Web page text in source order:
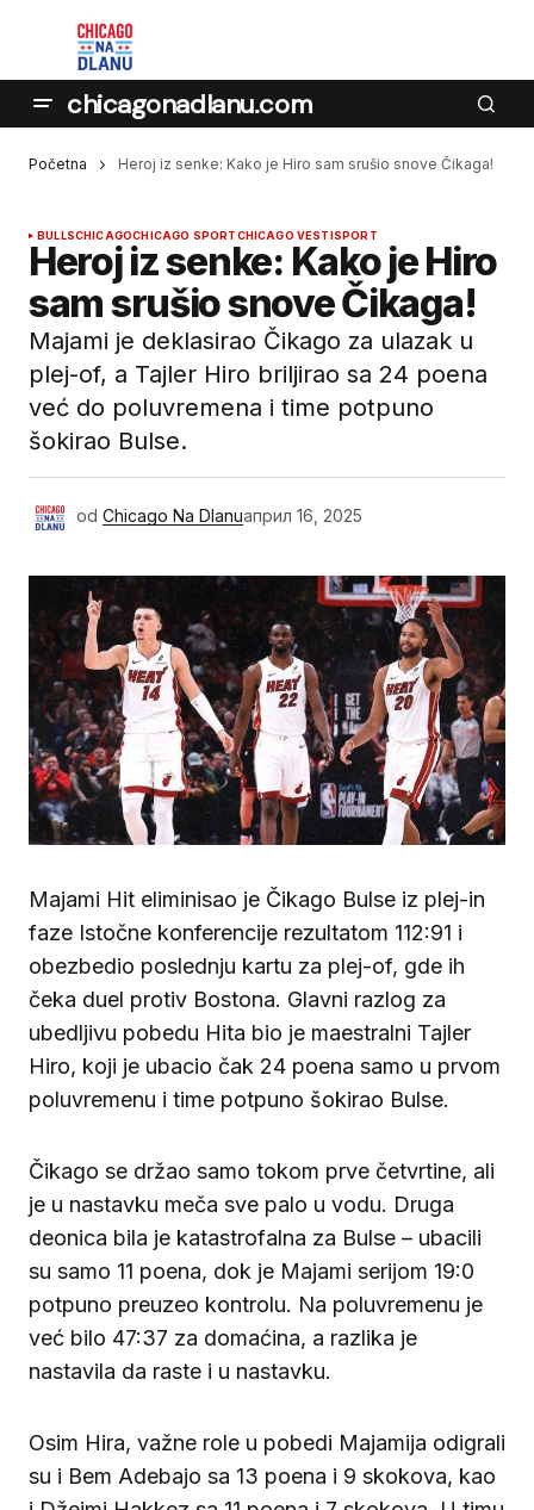
chicagonadlanu.com
Početna Heroj iz senke: Kako je Hiro sam srušio snove Čikaga!
BULLSCHICAGOCHICAGO SPORTCHICAGO VESTI SPORT
Heroj iz senke: Kako je Hiro
sam srušio snove Čikaga!
Majami je deklasirao Čikago za ulazak u
plej-of, a Tajler Hiro briljirao sa 24 poena
već do poluvremena i time potpuno
šokirao Bulse.
od Chicago Na Dlanuаприл 16, 2025
Majami Hit eliminisao je Čikago Bulse iz plej-in
faze Istočne konferencije rezultatom 112:91 i
obezbedio poslednju kartu za plej-of, gde ih
čeka duel protiv Bostona. Glavni razlog za
ubedljivu pobedu Hita bio je maestralni Tajler
Hiro, koji je ubacio čak 24 poena samo u prvom
poluvremenu i time potpuno šokirao Bulse.
Čikago se držao samo tokom prve četvrtine, ali
je u nastavku meča sve palo u vodu. Druga
deonica bila je katastrofalna za Bulse – ubacili
su samo 11 poena, dok je Majami serijom 19:0
potpuno preuzeo kontrolu. Na poluvremenu je
već bilo 47:37 za domaćina, a razlika je
nastavila da raste i u nastavku.
Osim Hira, važne role u pobedi Majamija odigrali
su i Bem Adebajo sa 13 poena i 9 skokova, kao